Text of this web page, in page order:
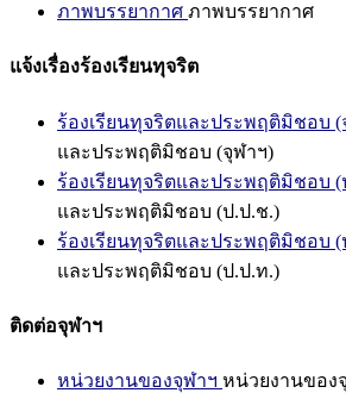
ภาพบรรยากาศ ภาพบรรยากาศ
แจ้งเรื่องร้องเรียนทุจริต
ร้องเรียนทุจริตและประพฤติมิชอบ (
และประพฤติมิชอบ (จุฬาฯ)
ร้องเรียนทุจริตและประพฤติมิชอบ (
และประพฤติมิชอบ (ป.ป.ช.)
ร้องเรียนทุจริตและประพฤติมิชอบ (
และประพฤติมิชอบ (ป.ป.ท.)
ติดต่อจุฬาฯ
หน่วยงานของจุฬาฯ หน่วยงานของ